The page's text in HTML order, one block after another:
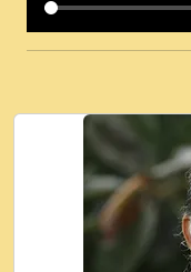
कई पकड क
Ki - Krishna
#Ishwar
जब से गीता
Rishikesh -
तन हल दल